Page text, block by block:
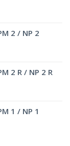
2 / NP 2
2 R / NP 2 R
1 / NP 1